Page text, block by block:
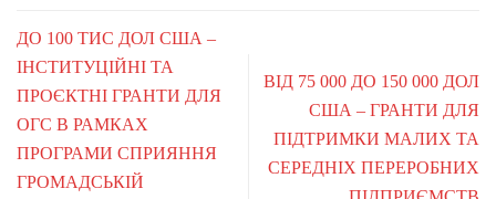
ДО 100 ТИС ДОЛ США –
ІНСТИТУЦІЙНІ ТА
ПРОЄКТНІ ГРАНТИ ДЛЯ
ОГС В РАМКАХ
ПРОГРАМИ СПРИЯННЯ
ГРОМАДСЬКІЙ
ВІД 75 000 ДО 150 000 ДОЛ
США – ГРАНТИ ДЛЯ
ПІДТРИМКИ МАЛИХ ТА
СЕРЕДНІХ ПЕРЕРОБНИХ